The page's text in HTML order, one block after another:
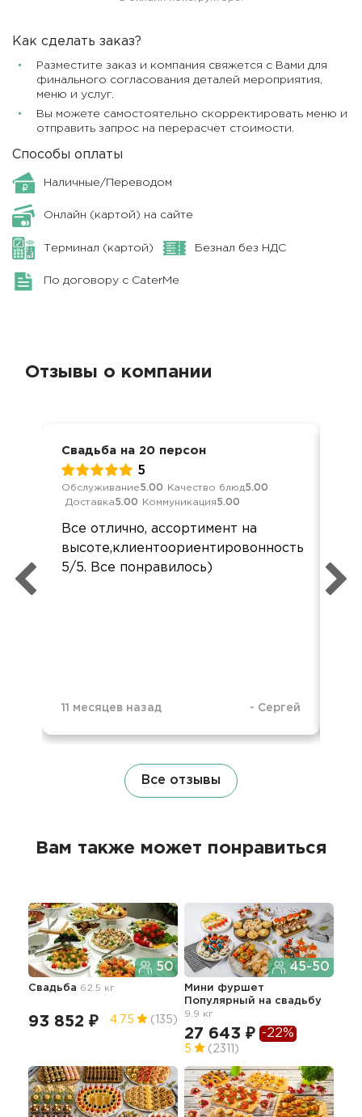
Как сделать заказ?
Разместите заказ и компания свяжется с Вами для
финального согласования деталей мероприятия,
меню и услуг.
Вы можете самостоятельно скорректировать меню и
отправить запрос на перерасчет стоимости.
Способы оплаты
Наличные/Переводом
Онлайн (картой) на сайте
Терминал (картой) Безнал без НДС
По договору с CaterMe
Отзывы о компании
Свадьба на 20 персон
5
Обслуживание5.00 Качество блюд5.00
Доставка5.00 Коммуникация5.00
Все отлично, ассортимент на
высоте,клиентоориентировонность
5/5. Все понравилось)
11 месяцев назад - Сергей
Все отзывы
Вам также может понравиться
50
Свадьба 62.5 кг
93 852 ₽ 4.75 (135)
45-50
Мини фуршет
Популярный на свадьбу
9.9 кг
27 643 ₽ -22%
5 (2311)